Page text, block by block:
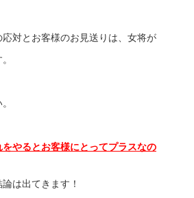
対とお客様のお見送りは、女将が
をやるとお客様にとってプラスなの
は出てきます！